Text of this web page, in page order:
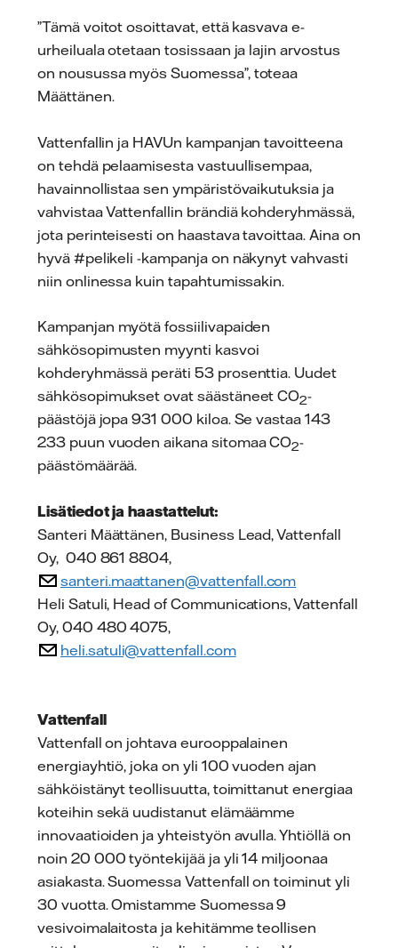
”Tämä voitot osoittavat, että kasvava e-
urheiluala otetaan tosissaan ja lajin arvostus
on nousussa myös Suomessa”, toteaa
Määttänen.
Vattenfallin ja HAVUn kampanjan tavoitteena
on tehdä pelaamisesta vastuullisempaa,
havainnollistaa sen ympäristövaikutuksia ja
vahvistaa Vattenfallin brändiä kohderyhmässä,
jota perinteisesti on haastava tavoittaa. Aina on
hyvä #pelikeli -kampanja on näkynyt vahvasti
niin onlinessa kuin tapahtumissakin.
Kampanjan myötä fossiilivapaiden
sähkösopimusten myynti kasvoi
kohderyhmässä peräti 53 prosenttia. Uudet
sähkösopimukset ovat säästäneet CO2-
päästöjä jopa 931 000 kiloa. Se vastaa 143
233 puun vuoden aikana sitomaa CO2-
päästömäärää.
Lisätiedot ja haastattelut:
Santeri Määttänen, Business Lead, Vattenfall
Oy, 040 861 8804,
santeri.maattanen@vattenfall.com
Heli Satuli, Head of Communications, Vattenfall
Oy, 040 480 4075,
heli.satuli@vattenfall.com
Vattenfall
Vattenfall on johtava eurooppalainen
energiayhtiö, joka on yli 100 vuoden ajan
sähköistänyt teollisuutta, toimittanut energiaa
koteihin sekä uudistanut elämäämme
innovaatioiden ja yhteistyön avulla. Yhtiöllä on
noin 20 000 työntekijää ja yli 14 miljoonaa
asiakasta. Suomessa Vattenfall on toiminut yli
30 vuotta. Omistamme Suomessa 9
vesivoimalaitosta ja kehitämme teollisen